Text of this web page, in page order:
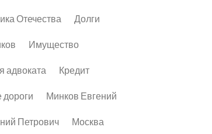
Отечества Долги
Имущество
адвоката Кредит
Минков Евгений
Петрович Москва